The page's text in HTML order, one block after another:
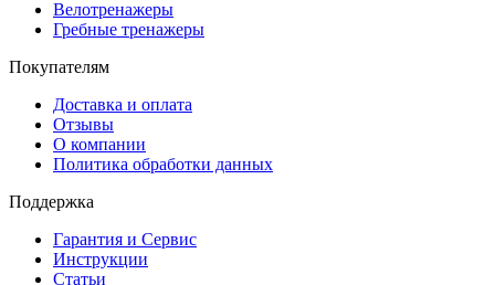
Велотренажеры
Гребные тренажеры
Покупателям
Доставка и оплата
Отзывы
О компании
Политика обработки данных
Поддержка
Гарантия и Сервис
Инструкции
Статьи